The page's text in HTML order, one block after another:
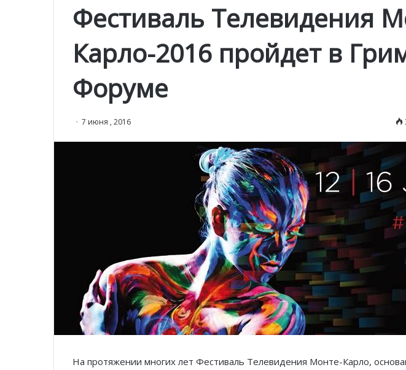
Фестиваль Телевидения
Карло-2016 пройдет в
Форуме
7 июня , 2016
На протяжении многих лет Фестиваль Телевидения Монте-Карло,